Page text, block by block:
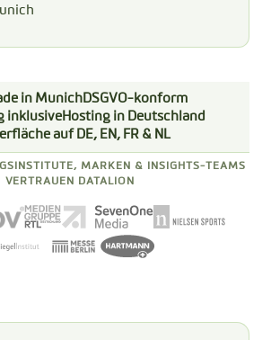
in MunichDSGVO-konform
inklusive Hosting in Deutschland
auf DE, EN, FR & NL
MARKEN & INSIGHTS-TEAMS
VERTRAUEN DATALION